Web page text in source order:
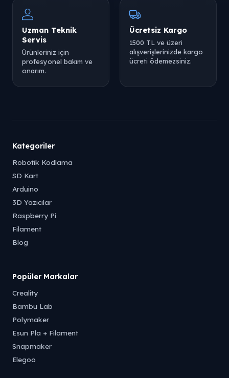
Tükendi
Tükendi
Uzman Teknik
Servis
Ürünleriniz için
profesyonel bakım ve
onarım.
Ücretsiz Kargo
1500 TL ve üzeri
alışverişlerinizde kargo
ücreti ödemezsiniz.
Kategoriler
Robotik Kodlama
SD Kart
Arduino
3D Yazıcılar
Raspberry Pi
Filament
Blog
Popüler Markalar
Creality
Bambu Lab
Polymaker
Esun Pla + Filament
Snapmaker
Elegoo